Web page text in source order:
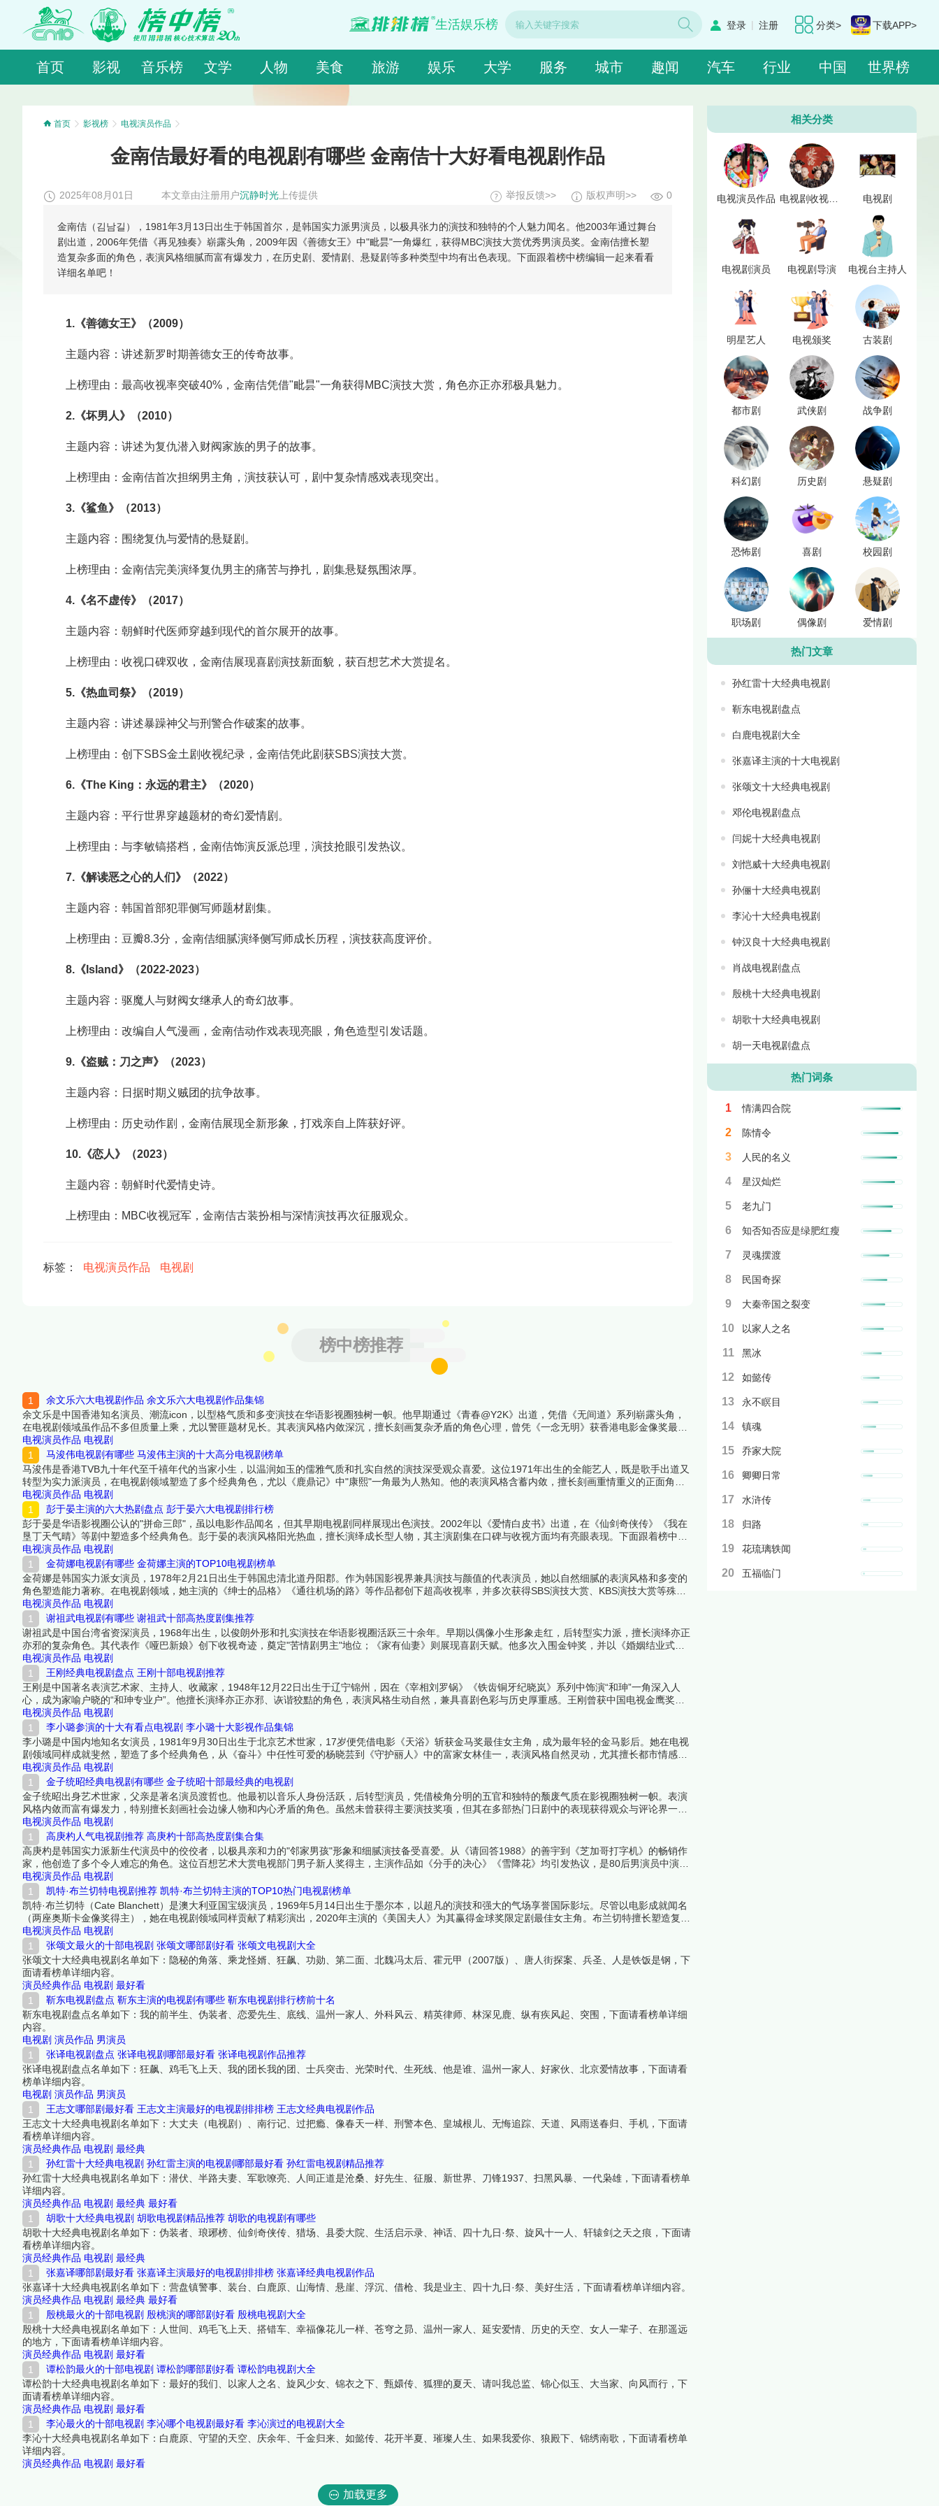
分类> 下载APP>
登录 | 注册
生活娱乐榜
首页 影视 音乐榜 文学 人物 美食 旅游 娱乐 大学 服务 城市 趣闻 汽车 行业 中国 世界榜
首页 影视榜 电视演员作品
金南佶最好看的电视剧有哪些 金南佶十大好看电视剧作品
2025年08月01日 本文章由注册用户沉静时光上传提供 0
版权声明>>
举报反馈>>
金南佶（김남길），1981年3月13日出生于韩国首尔，是韩国实力派男演员，以极具张力的演技和独特的个人魅力闻名。他2003年通过舞台
剧出道，2006年凭借《再见独奏》崭露头角，2009年因《善德女王》中"毗昙"一角爆红，获得MBC演技大赏优秀男演员奖。金南佶擅长塑
造复杂多面的角色，表演风格细腻而富有爆发力，在历史剧、爱情剧、悬疑剧等多种类型中均有出色表现。下面跟着榜中榜编辑一起来看看
详细名单吧！
1.《善德女王》（2009）
主题内容：讲述新罗时期善德女王的传奇故事。
上榜理由：最高收视率突破40%，金南佶凭借"毗昙"一角获得MBC演技大赏，角色亦正亦邪极具魅力。
2.《坏男人》（2010）
主题内容：讲述为复仇潜入财阀家族的男子的故事。
上榜理由：金南佶首次担纲男主角，演技获认可，剧中复杂情感戏表现突出。
3.《鲨鱼》（2013）
主题内容：围绕复仇与爱情的悬疑剧。
上榜理由：金南佶完美演绎复仇男主的痛苦与挣扎，剧集悬疑氛围浓厚。
4.《名不虚传》（2017）
主题内容：朝鲜时代医师穿越到现代的首尔展开的故事。
上榜理由：收视口碑双收，金南佶展现喜剧演技新面貌，获百想艺术大赏提名。
5.《热血司祭》（2019）
主题内容：讲述暴躁神父与刑警合作破案的故事。
上榜理由：创下SBS金土剧收视纪录，金南佶凭此剧获SBS演技大赏。
6.《The King：永远的君主》（2020）
主题内容：平行世界穿越题材的奇幻爱情剧。
上榜理由：与李敏镐搭档，金南佶饰演反派总理，演技抢眼引发热议。
7.《解读恶之心的人们》（2022）
主题内容：韩国首部犯罪侧写师题材剧集。
上榜理由：豆瓣8.3分，金南佶细腻演绎侧写师成长历程，演技获高度评价。
8.《Island》（2022-2023）
主题内容：驱魔人与财阀女继承人的奇幻故事。
上榜理由：改编自人气漫画，金南佶动作戏表现亮眼，角色造型引发话题。
9.《盗贼：刀之声》（2023）
主题内容：日据时期义贼团的抗争故事。
上榜理由：历史动作剧，金南佶展现全新形象，打戏亲自上阵获好评。
10.《恋人》（2023）
主题内容：朝鲜时代爱情史诗。
上榜理由：MBC收视冠军，金南佶古装扮相与深情演技再次征服观众。
标签： 电视演员作品 电视剧
榜中榜推荐
余文乐六大电视剧作品 余文乐六大电视剧作品集锦
余文乐是中国香港知名演员、潮流icon，以型格气质和多变演技在华语影视圈独树一帜。他早期通过《青春@Y2K》出道，凭借《无间道》系列崭露头角，
在电视剧领域虽作品不多但质量上乘，尤以警匪题材见长。其表演风格内敛深沉，擅长刻画复杂矛盾的角色心理，曾凭《一念无明》获香港电影金像奖最佳
男主角提名。本文将推荐余文乐主演的6部电视剧（含客串），涵盖青春偶像、都市情感等题材，从角色突破性、制作水准、观众口碑等维度解析上榜理由。
下面跟着榜中榜编辑一起来看看详细名单吧！
电视演员作品 电视剧
马浚伟电视剧有哪些 马浚伟主演的十大高分电视剧榜单
马浚伟是香港TVB九十年代至千禧年代的当家小生，以温润如玉的儒雅气质和扎实自然的演技深受观众喜爱。这位1971年出生的全能艺人，既是歌手出道又
转型为实力派演员，在电视剧领域塑造了多个经典角色，尤以《鹿鼎记》中"康熙"一角最为人熟知。他的表演风格含蓄内敛，擅长刻画重情重义的正面角
色，无论是古装剧中的帝王将相，还是现代剧中的专业人士都游刃有余。曾获TVB"我最喜爱的电视角色"等多项荣誉。下面跟着榜中榜编辑一起来看看详细
名单吧！
电视演员作品 电视剧
彭于晏主演的六大热剧盘点 彭于晏六大电视剧排行榜
彭于晏是华语影视圈公认的"拼命三郎"，虽以电影作品闻名，但其早期电视剧同样展现出色演技。2002年以《爱情白皮书》出道，在《仙剑奇侠传》《我在
垦丁天气晴》等剧中塑造多个经典角色。彭于晏的表演风格阳光热血，擅长演绎成长型人物，其主演剧集在口碑与收视方面均有亮眼表现。下面跟着榜中榜
编辑一起来看看详细名单吧！
电视演员作品 电视剧
金荷娜电视剧有哪些 金荷娜主演的TOP10电视剧榜单
金荷娜是韩国实力派女演员，1978年2月21日出生于韩国忠清北道丹阳郡。作为韩国影视界兼具演技与颜值的代表演员，她以自然细腻的表演风格和多变的
角色塑造能力著称。在电视剧领域，她主演的《绅士的品格》《通往机场的路》等作品都创下超高收视率，并多次获得SBS演技大赏、KBS演技大赏等殊
荣。其温暖知性的形象和扎实的演技功底，使她成为韩国中生代女演员中的佼佼者。下面跟着榜中榜编辑一起来看看详细名单吧！
电视演员作品 电视剧
谢祖武电视剧有哪些 谢祖武十部高热度剧集推荐
谢祖武是中国台湾省资深演员，1968年出生，以俊朗外形和扎实演技在华语影视圈活跃三十余年。早期以偶像小生形象走红，后转型实力派，擅长演绎亦正
亦邪的复杂角色。其代表作《哑巴新娘》创下收视奇迹，奠定"苦情剧男主"地位；《家有仙妻》则展现喜剧天赋。他多次入围金钟奖，并以《婚姻结业式》
获中高龄观众热烈反响。下面跟着榜中榜编辑一起来看看详细名单吧！
电视演员作品 电视剧
王刚经典电视剧盘点 王刚十部电视剧推荐
王刚是中国著名表演艺术家、主持人、收藏家，1948年12月22日出生于辽宁锦州，因在《宰相刘罗锅》《铁齿铜牙纪晓岚》系列中饰演“和珅”一角深入人
心，成为家喻户晓的“和珅专业户”。他擅长演绎亦正亦邪、诙谐狡黠的角色，表演风格生动自然，兼具喜剧色彩与历史厚重感。王刚曾获中国电视金鹰奖最
佳男配角、全国德艺双馨电视艺术工作者等荣誉，并多次主持央视春晚。其主演的《铁齿铜牙纪晓岚》《梦断紫禁城》等剧集均创下超高收视率，成为经典
之作。下面跟着榜中榜编辑一起来看看详细名单吧！
电视演员作品 电视剧
李小璐参演的十大有看点电视剧 李小璐十大影视作品集锦
李小璐是中国内地知名女演员，1981年9月30日出生于北京艺术世家，17岁便凭借电影《天浴》斩获金马奖最佳女主角，成为最年轻的金马影后。她在电视
剧领域同样成就斐然，塑造了多个经典角色，从《奋斗》中任性可爱的杨晓芸到《守护丽人》中的富家女林佳一，表演风格自然灵动，尤其擅长都市情感题
材。尽管近年因个人生活引发争议，但其早期电视剧作品仍具有广泛影响力。下面跟着榜中榜编辑一起来看看详细名单吧！
电视演员作品 电视剧
金子统昭经典电视剧有哪些 金子统昭十部最经典的电视剧
金子统昭出身艺术世家，父亲是著名演员渡哲也。他最初以音乐人身份活跃，后转型演员，凭借棱角分明的五官和独特的颓废气质在影视圈独树一帜。表演
风格内敛而富有爆发力，特别擅长刻画社会边缘人物和内心矛盾的角色。虽然未曾获得主要演技奖项，但其在多部热门日剧中的表现获得观众与评论界一致
认可，是日本影视圈不可或缺的个性派演员。
电视演员作品 电视剧
高庚杓人气电视剧推荐 高庚杓十部高热度剧集合集
高庚杓是韩国实力派新生代演员中的佼佼者，以极具亲和力的"邻家男孩"形象和细腻演技备受喜爱。从《请回答1988》的善宇到《芝加哥打字机》的畅销作
家，他创造了多个令人难忘的角色。这位百想艺术大赏电视部门男子新人奖得主，主演作品如《分手的决心》《雪降花》均引发热议，是80后男演员中演技
与观众缘兼具的代表。下面跟着榜中榜编辑一起来看看详细名单吧！
电视演员作品 电视剧
凯特·布兰切特电视剧推荐 凯特·布兰切特主演的TOP10热门电视剧榜单
凯特·布兰切特（Cate Blanchett）是澳大利亚国宝级演员，1969年5月14日出生于墨尔本，以超凡的演技和强大的气场享誉国际影坛。尽管以电影成就闻名
（两座奥斯卡金像奖得主），她在电视剧领域同样贡献了精彩演出，2020年主演的《美国夫人》为其赢得金球奖限定剧最佳女主角。布兰切特擅长塑造复杂
强势的女性角色，表演风格极具张力和层次感，从历史人物到现代精英都能完美驾驭。虽然电视剧作品不多，但每部都引发巨大反响。下面跟着榜中榜编辑
一起来看看详细名单吧！
电视演员作品 电视剧
张颂文最火的十部电视剧 张颂文哪部剧好看 张颂文电视剧大全
张颂文十大经典电视剧名单如下：隐秘的角落、乘龙怪婿、狂飙、功勋、第二面、北魏冯太后、霍元甲（2007版）、唐人街探案、兵圣、人是铁饭是钢，下
面请看榜单详细内容。
演员经典作品 电视剧 最好看
靳东电视剧盘点 靳东主演的电视剧有哪些 靳东电视剧排行榜前十名
靳东电视剧盘点名单如下：我的前半生、伪装者、恋爱先生、底线、温州一家人、外科风云、精英律师、林深见鹿、纵有疾风起、突围，下面请看榜单详细
内容。
电视剧 演员作品 男演员
张译电视剧盘点 张译电视剧哪部最好看 张译电视剧作品推荐
张译电视剧盘点名单如下：狂飙、鸡毛飞上天、我的团长我的团、士兵突击、光荣时代、生死线、他是谁、温州一家人、好家伙、北京爱情故事，下面请看
榜单详细内容。
电视剧 演员作品 男演员
王志文哪部剧最好看 王志文主演最好的电视剧排排榜 王志文经典电视剧作品
王志文十大经典电视剧名单如下：大丈夫（电视剧）、南行记、过把瘾、像春天一样、刑警本色、皇城根儿、无悔追踪、天道、风雨送春归、手机，下面请
看榜单详细内容。
演员经典作品 电视剧 最经典
孙红雷十大经典电视剧 孙红雷主演的电视剧哪部最好看 孙红雷电视剧精品推荐
孙红雷十大经典电视剧名单如下：潜伏、半路夫妻、军歌嘹亮、人间正道是沧桑、好先生、征服、新世界、刀锋1937、扫黑风暴、一代枭雄，下面请看榜单
详细内容。
演员经典作品 电视剧 最经典 最好看
胡歌十大经典电视剧 胡歌电视剧精品推荐 胡歌的电视剧有哪些
胡歌十大经典电视剧名单如下：伪装者、琅琊榜、仙剑奇侠传、猎场、县委大院、生活启示录、神话、四十九日·祭、旋风十一人、轩辕剑之天之痕，下面请
看榜单详细内容。
演员经典作品 电视剧 最经典
张嘉译哪部剧最好看 张嘉译主演最好的电视剧排排榜 张嘉译经典电视剧作品
张嘉译十大经典电视剧名单如下：营盘镇警事、装台、白鹿原、山海情、悬崖、浮沉、借枪、我是业主、四十九日·祭、美好生活，下面请看榜单详细内容。
演员经典作品 电视剧 最经典 最好看
殷桃最火的十部电视剧 殷桃演的哪部剧好看 殷桃电视剧大全
殷桃十大经典电视剧名单如下：人世间、鸡毛飞上天、搭错车、幸福像花儿一样、苍穹之昴、温州一家人、延安爱情、历史的天空、女人一辈子、在那遥远
的地方，下面请看榜单详细内容。
演员经典作品 电视剧 最好看
谭松韵最火的十部电视剧 谭松韵哪部剧好看 谭松韵电视剧大全
谭松韵十大经典电视剧名单如下：最好的我们、以家人之名、旋风少女、锦衣之下、甄嬛传、狐狸的夏天、请叫我总监、锦心似玉、大当家、向风而行，下
面请看榜单详细内容。
演员经典作品 电视剧 最好看
李沁最火的十部电视剧 李沁哪个电视剧最好看 李沁演过的电视剧大全
李沁十大经典电视剧名单如下：白鹿原、守望的天空、庆余年、千金归来、如懿传、花开半夏、璀璨人生、如果我爱你、狼殿下、锦绣南歌，下面请看榜单
详细内容。
演员经典作品 电视剧 最好看
加载更多
相关分类
电视演员作品 电视剧收视点击率 电视剧
电视剧演员 电视剧导演 电视台主持人
明星艺人 电视颁奖 古装剧
都市剧 武侠剧 战争剧
科幻剧 历史剧 悬疑剧
恐怖剧 喜剧 校园剧
职场剧 偶像剧 爱情剧
热门文章
孙红雷十大经典电视剧
靳东电视剧盘点
白鹿电视剧大全
张嘉译主演的十大电视剧
张颂文十大经典电视剧
邓伦电视剧盘点
闫妮十大经典电视剧
刘恺威十大经典电视剧
孙俪十大经典电视剧
李沁十大经典电视剧
钟汉良十大经典电视剧
肖战电视剧盘点
殷桃十大经典电视剧
胡歌十大经典电视剧
胡一天电视剧盘点
热门词条
1 情满四合院
2 陈情令
3 人民的名义
4 星汉灿烂
5 老九门
6 知否知否应是绿肥红瘦
7 灵魂摆渡
8 民国奇探
9 大秦帝国之裂变
10 以家人之名
11 黑冰
12 如懿传
13 永不瞑目
14 镇魂
15 乔家大院
16 卿卿日常
17 水浒传
18 归路
19 花琉璃轶闻
20 五福临门